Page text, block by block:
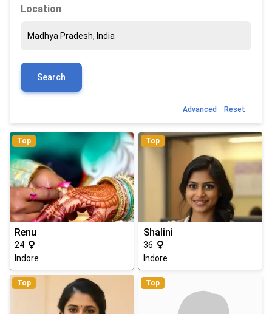
Location
Search
Advanced Reset
Top
Renu
24
Indore
Top
Shalini
36
Indore
Top Top